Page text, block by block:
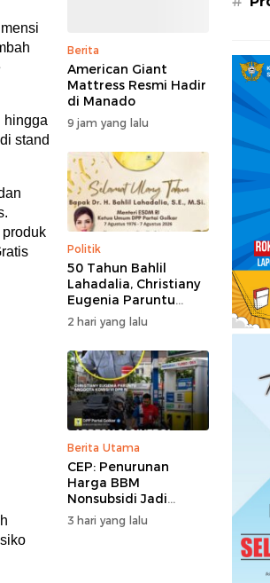
hingga
stand
Berita
American Giant
Mattress Resmi Hadir
di Manado
9 jam yang lalu
Politik
50 Tahun Bahlil
Lahadalia, Christiany
Eugenia Paruntu
Sampaikan Doa dan
Harapan
2 hari yang lalu
Berita Utama
CEP: Penurunan
Harga BBM
Nonsubsidi Jadi
Stimulus Positif bagi
Dunia Usaha dan
3 hari yang lalu